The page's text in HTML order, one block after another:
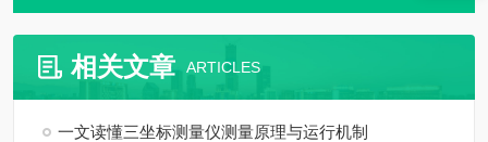
相关文章 ARTICLES
一文读懂三坐标测量仪测量原理与运行机制